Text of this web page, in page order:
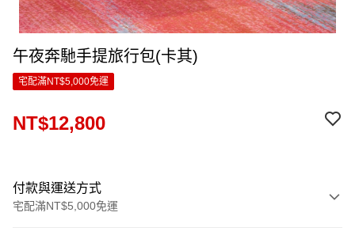
午夜奔馳手提旅行包(卡其)
宅配滿NT$5,000免運
NT$12,800
付款與運送方式
宅配滿NT$5,000免運